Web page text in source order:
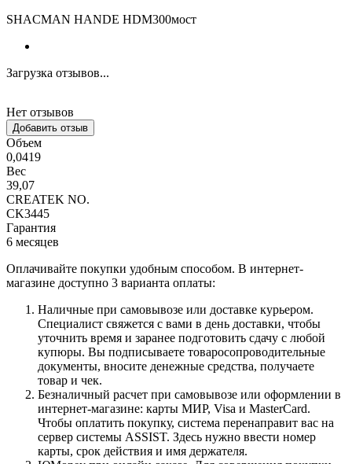
SHACMAN HANDE HDM300мост
Загрузка отзывов...
Нет отзывов
Добавить отзыв
Объем
0,0419
Вес
39,07
CREATEK NO.
CK3445
Гарантия
6 месяцев
Оплачивайте покупки удобным способом. В интернет-
магазине доступно 3 варианта оплаты:
Наличные при самовывозе или доставке курьером.
Специалист свяжется с вами в день доставки, чтобы
уточнить время и заранее подготовить сдачу с любой
купюры. Вы подписываете товаросопроводительные
документы, вносите денежные средства, получаете
товар и чек.
Безналичный расчет при самовывозе или оформлении в
интернет-магазине: карты МИР, Visa и MasterCard.
Чтобы оплатить покупку, система перенаправит вас на
сервер системы ASSIST. Здесь нужно ввести номер
карты, срок действия и имя держателя.